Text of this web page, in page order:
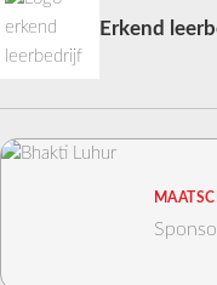
Erkend